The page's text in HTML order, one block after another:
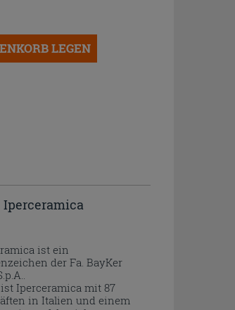
LEGEN
Iperceramica
ist ein
der Fa. BayKer
Iperceramica mit 87
in Italien und einem